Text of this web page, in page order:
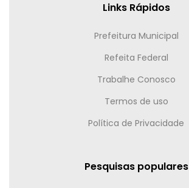
Links Rápidos
Prefeitura Municipal
Refeita Federal
Trabalhe Conosco
Termos de uso
Política de Privacidade
Pesquisas populares